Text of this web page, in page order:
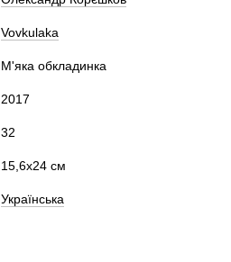
Vovkulaka
М'яка обкладинка
2017
32
15,6х24 см
Українська